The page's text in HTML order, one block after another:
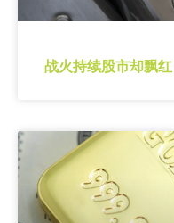
战火持续股市却飘